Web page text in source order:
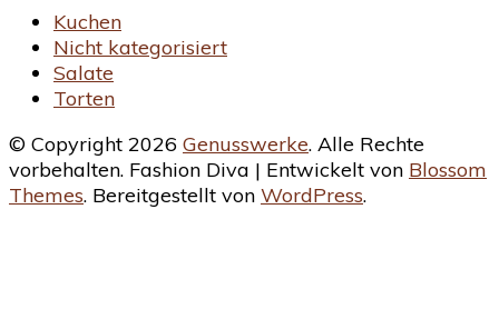
Kuchen
Nicht kategorisiert
Salate
Torten
© Copyright 2026 Genusswerke. Alle Rechte
vorbehalten. Fashion Diva | Entwickelt von Blossom
Themes. Bereitgestellt von WordPress.